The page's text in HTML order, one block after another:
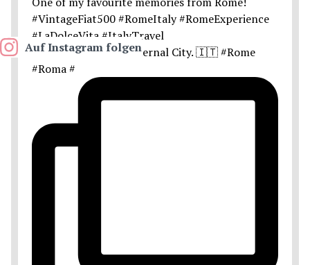
Postcards from the Eternal City. 🇮🇹 #Rome
#Roma #
Auf Instagram folgen